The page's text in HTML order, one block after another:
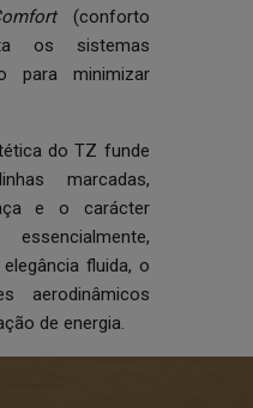
(conforto
os sistemas
para minimizar
do TZ funde
marcadas,
e o carácter
fluida, o
aerodinâmicos
de energia.